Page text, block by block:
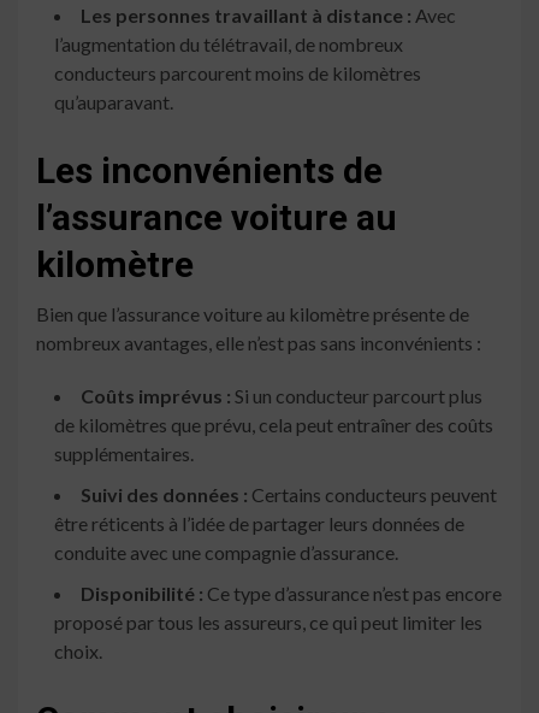
Les personnes travaillant à distance : Avec
l’augmentation du télétravail, de nombreux
conducteurs parcourent moins de kilomètres
qu’auparavant.
Les inconvénients de
l’assurance voiture au
kilomètre
Bien que l’assurance voiture au kilomètre présente de
nombreux avantages, elle n’est pas sans inconvénients :
Coûts imprévus : Si un conducteur parcourt plus
de kilomètres que prévu, cela peut entraîner des coûts
supplémentaires.
Suivi des données : Certains conducteurs peuvent
être réticents à l’idée de partager leurs données de
conduite avec une compagnie d’assurance.
Disponibilité : Ce type d’assurance n’est pas encore
proposé par tous les assureurs, ce qui peut limiter les
choix.